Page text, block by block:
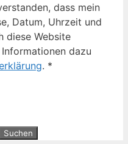
dass mein
Datum, Uhrzeit und
diese Website
dazu
. *